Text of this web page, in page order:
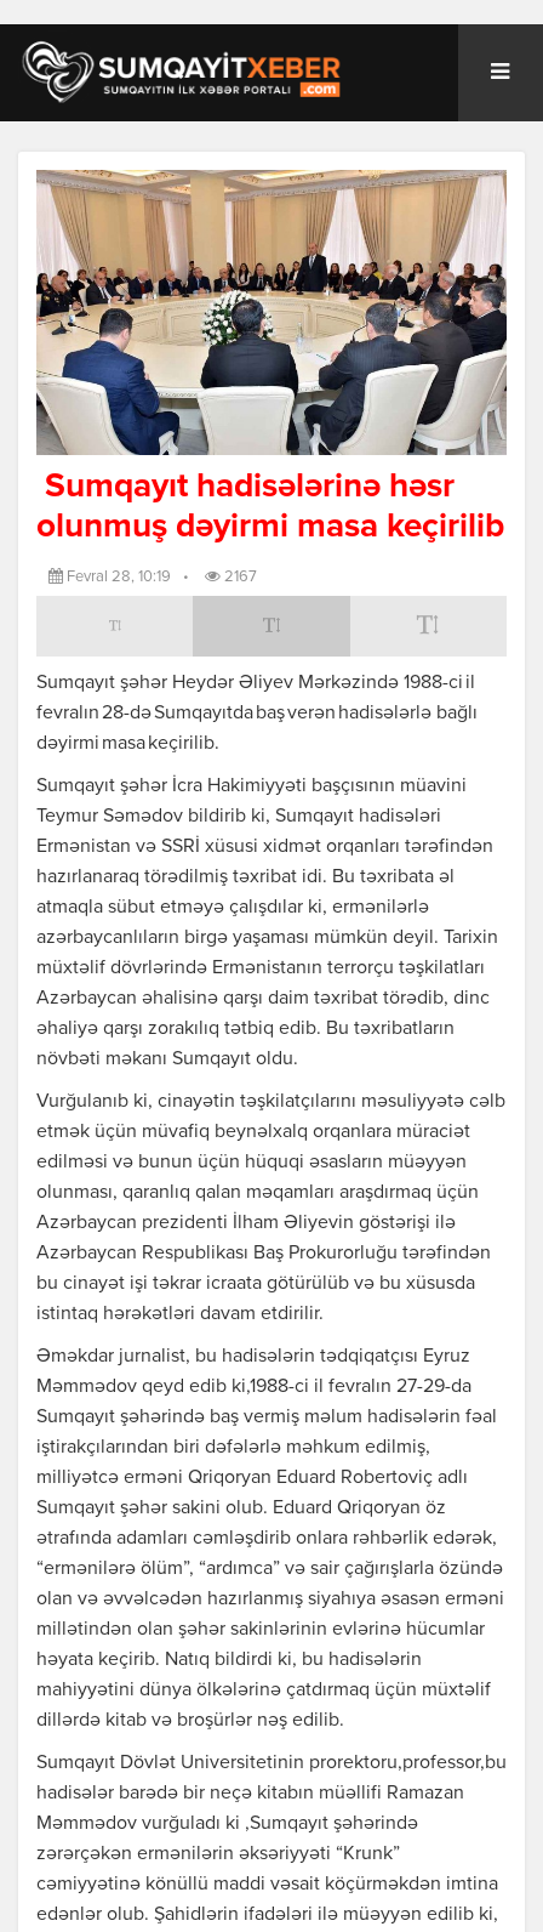
Sumqayıt hadisələrinə həsr
olunmuş dəyirmi masa keçirilib
Fevral 28, 10:19 • 2167
Sumqayıt şəhər Heydər Əliyev Mərkəzində 1988-ci il
fevralın 28-də Sumqayıtda baş verən hadisələrlə bağlı
dəyirmi masa keçirilib.
Sumqayıt şəhər İcra Hakimiyyəti başçısının müavini
Teymur Səmədov bildirib ki, Sumqayıt hadisələri
Ermənistan və SSRİ xüsusi xidmət orqanları tərəfindən
hazırlanaraq törədilmiş təxribat idi. Bu təxribata əl
atmaqla sübut etməyə çalışdılar ki, ermənilərlə
azərbaycanlıların birgə yaşaması mümkün deyil. Tarixin
müxtəlif dövrlərində Ermənistanın terrorçu təşkilatları
Azərbaycan əhalisinə qarşı daim təxribat törədib, dinc
əhaliyə qarşı zorakılıq tətbiq edib. Bu təxribatların
növbəti məkanı Sumqayıt oldu.
Vurğulanıb ki, cinayətin təşkilatçılarını məsuliyyətə cəlb
etmək üçün müvafiq beynəlxalq orqanlara müraciət
edilməsi və bunun üçün hüquqi əsasların müəyyən
olunması, qaranlıq qalan məqamları araşdırmaq üçün
Azərbaycan prezidenti İlham Əliyevin göstərişi ilə
Azərbaycan Respublikası Baş Prokurorluğu tərəfindən
bu cinayət işi təkrar icraata götürülüb və bu xüsusda
istintaq hərəkətləri davam etdirilir.
Əməkdar jurnalist, bu hadisələrin tədqiqatçısı Eyruz
Məmmədov qeyd edib ki,1988-ci il fevralın 27-29-da
Sumqayıt şəhərində baş vermiş məlum hadisələrin fəal
iştirakçılarından biri dəfələrlə məhkum edilmiş,
milliyətcə erməni Qriqoryan Eduard Robertoviç adlı
Sumqayıt şəhər sakini olub. Eduard Qriqoryan öz
ətrafında adamları cəmləşdirib onlara rəhbərlik edərək,
“ermənilərə ölüm”, “ardımca” və sair çağırışlarla özündə
olan və əvvəlcədən hazırlanmış siyahıya əsasən erməni
millətindən olan şəhər sakinlərinin evlərinə hücumlar
həyata keçirib. Natıq bildirdi ki, bu hadisələrin
mahiyyətini dünya ölkələrinə çatdırmaq üçün müxtəlif
dillərdə kitab və broşürlər nəş edilib.
Sumqayıt Dövlət Universitetinin prorektoru,professor,bu
hadisələr barədə bir neçə kitabın müəllifi Ramazan
Məmmədov vurğuladı ki ,Sumqayıt şəhərində
zərərçəkən ermənilərin əksəriyyəti “Krunk”
cəmiyyətinə könüllü maddi vəsait köçürməkdən imtina
edənlər olub. Şahidlərin ifadələri ilə müəyyən edilib ki,